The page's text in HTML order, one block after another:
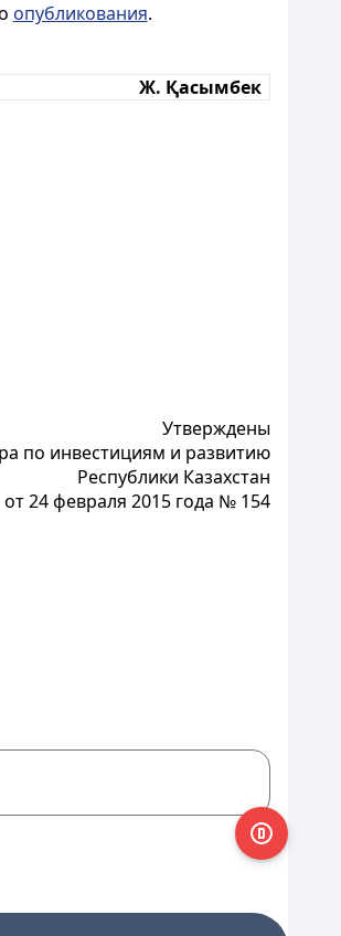
опубликования.
Ж. Қасымбек
Утверждены
по инвестициям и развитию
Республики Казахстан
от 24 февраля 2015 года № 154